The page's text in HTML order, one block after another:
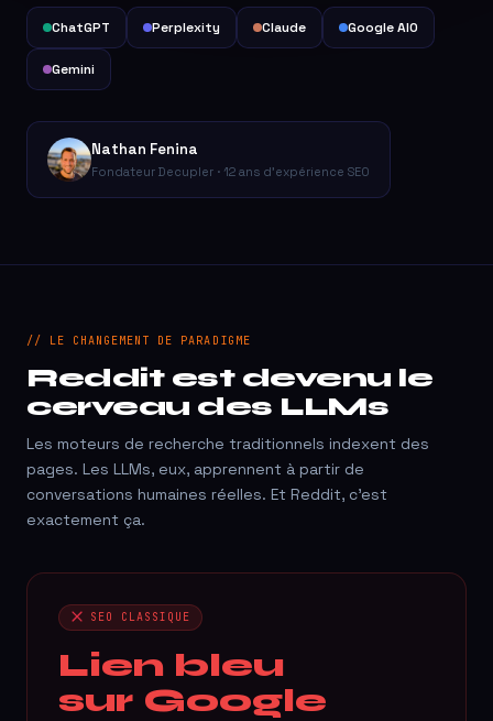
ChatGPT Perplexity Claude Google AIO
Gemini
Nathan Fenina
Fondateur Decupler · 12 ans d'expérience SEO
// LE CHANGEMENT DE PARADIGME
Reddit est devenu le
cerveau des LLMs
Les moteurs de recherche traditionnels indexent des
pages. Les LLMs, eux, apprennent à partir de
conversations humaines réelles. Et Reddit, c'est
exactement ça.
SEO CLASSIQUE
Lien bleu
sur Google